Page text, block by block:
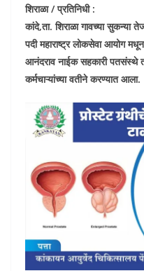
शिराळा / प्रतिनिधी :
कांदे,ता. शिराळा गावच्या
पदी महाराष्ट्र लोकसेवा आयोग
आनंदराव नाईक सहकारी पतसंस्थे
कर्मचाऱ्यांच्या वतीने करण्यात आला.